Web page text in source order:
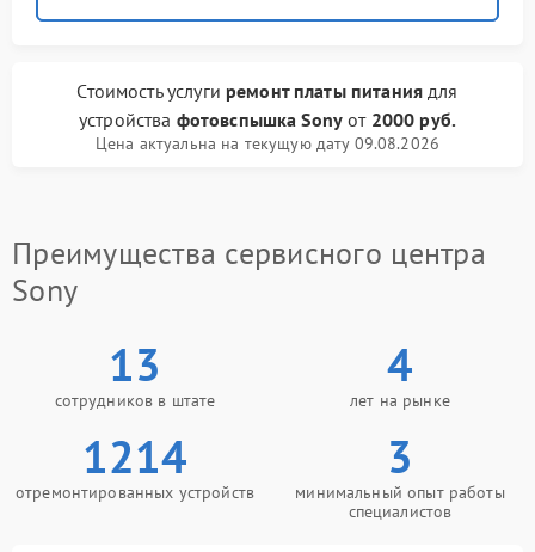
Стоимость услуги ремонт платы питаниядля
устройства фотовспышка Sony от 2000 руб.
Цена актуальна на текущую дату 09.08.2026
Преимущества сервисного центра
Sony
13
сотрудников в штате
4
лет на рынке
1214
отремонтированных устройств
3
минимальный опыт работы
специалистов